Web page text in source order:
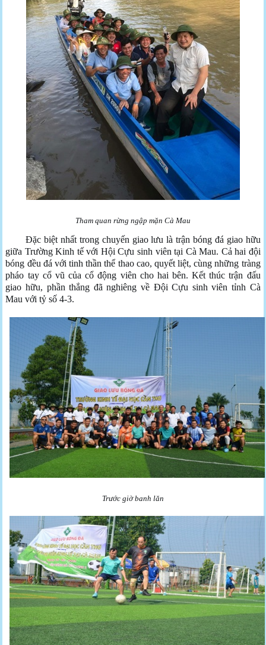
Tham quan rừng ngập mặn Cà Mau
Đặc biệt nhất trong chuyến giao lưu là trận bóng đá giao hữu
giữa Trường Kinh tế với Hội Cựu sinh viên tại Cà Mau. Cả hai đội
bóng đều đá với tinh thần thể thao cao, quyết liệt, cùng những tràng
pháo tay cổ vũ của cổ động viên cho hai bên. Kết thúc trận đấu
giao hữu, phần thắng đã nghiêng về Đội Cựu sinh viên tỉnh Cà
Mau với tỷ số 4-3.
Trước giờ banh lăn